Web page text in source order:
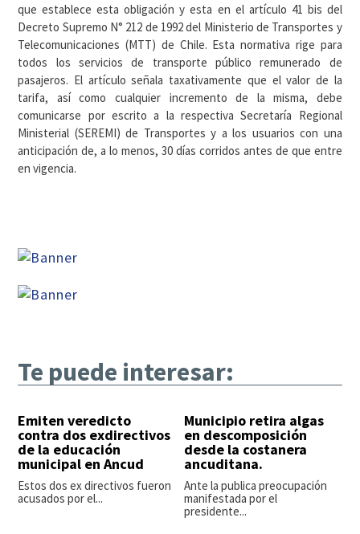
que establece esta obligación y esta en el artículo 41 bis del
Decreto Supremo N° 212 de 1992 del Ministerio de Transportes y
Telecomunicaciones (MTT) de Chile. Esta normativa rige para
todos los servicios de transporte público remunerado de
pasajeros. El artículo señala taxativamente que el valor de la
tarifa, así como cualquier incremento de la misma, debe
comunicarse por escrito a la respectiva Secretaría Regional
Ministerial (SEREMI) de Transportes y a los usuarios con una
anticipación de, a lo menos, 30 días corridos antes de que entre
en vigencia.
Te puede interesar:
Emiten veredicto
contra dos exdirectivos
de la educación
municipal en Ancud
Estos dos ex directivos fueron
acusados por el...
Municipio retira algas
en descomposición
desde la costanera
ancuditana.
Ante la publica preocupación
manifestada por el
presidente...